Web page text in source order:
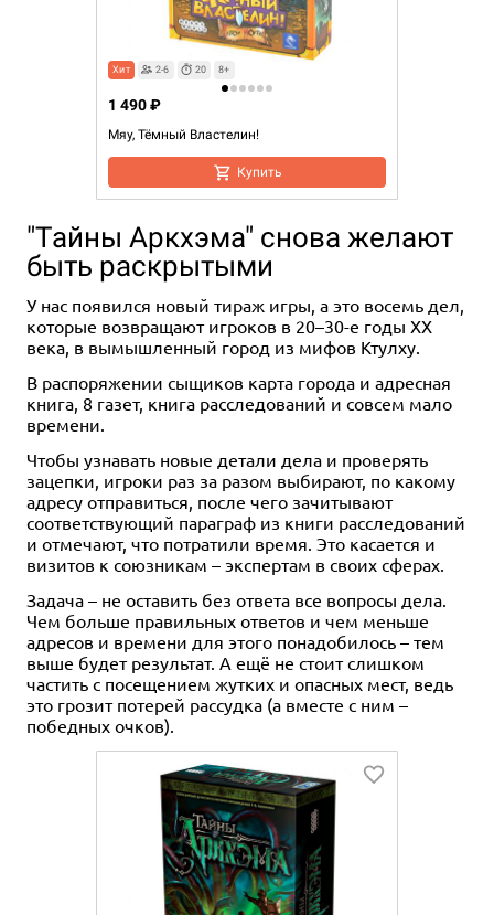
Хит 2-6 20 8+
Мяу, Тёмный Властелин!
1 490 ₽
Купить
"Тайны Аркхэма" снова желают
быть раскрытыми
У нас появился новый тираж игры, а это восемь дел,
которые возвращают игроков в 20–30-е годы XX
века, в вымышленный город из мифов Ктулху.
В распоряжении сыщиков карта города и адресная
книга, 8 газет, книга расследований и совсем мало
времени.
Чтобы узнавать новые детали дела и проверять
зацепки, игроки раз за разом выбирают, по какому
адресу отправиться, после чего зачитывают
соответствующий параграф из книги расследований
и отмечают, что потратили время. Это касается и
визитов к союзникам – экспертам в своих сферах.
Задача – не оставить без ответа все вопросы дела.
Чем больше правильных ответов и чем меньше
адресов и времени для этого понадобилось – тем
выше будет результат. А ещё не стоит слишком
частить с посещением жутких и опасных мест, ведь
это грозит потерей рассудка (а вместе с ним –
победных очков).